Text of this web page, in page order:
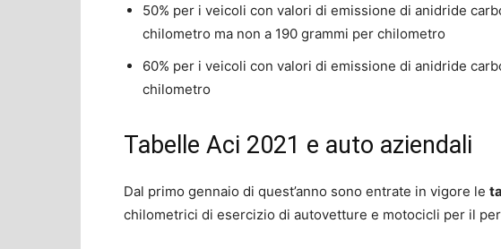
50% per i veicoli con valori di emissione di anidride
chilometro ma non a 190 grammi per chilometro
60% per i veicoli con valori di emissione di anidride
chilometro
Tabelle Aci 2021 e auto aziendali
Dal primo gennaio di quest’anno sono entrate in vigore le
chilometrici di esercizio di autovetture e motocicli per il